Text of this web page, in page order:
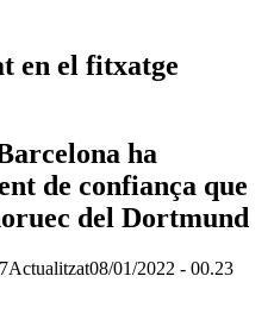
en el fitxatge
ha
de confiança que
del Dortmund
Actualitzat08/01/2022 - 00.23